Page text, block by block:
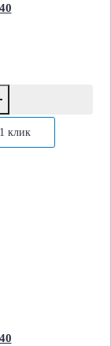
клик